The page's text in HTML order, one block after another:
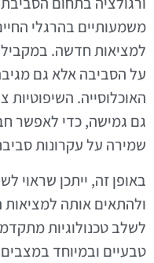
משמעותיים בהרגלי
למציאות חדשה.
על הסביבה אלא גם
האוכלוסייה.
גם גמישה, כדי לאפשר
שמירה על עקרונות
באופן זה, ייתכן שראוי
ולהתאים אותה
לשלב טכנולוגיות
טבעיים ובמיוחד